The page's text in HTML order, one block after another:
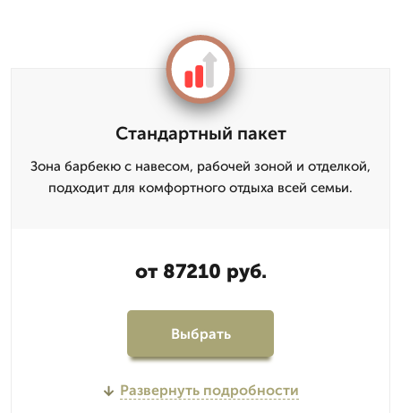
Стандартный пакет
Зона барбекю с навесом, рабочей зоной и отделкой,
подходит для комфортного отдыха всей семьи.
от 87210 руб.
Выбрать
Развернуть подробности